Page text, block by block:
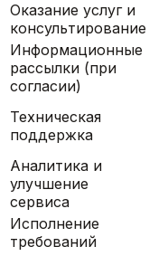
Оказание услуг и
консультирование
Информационные
рассылки (при
согласии)
Техническая
поддержка
Аналитика и
улучшение
сервиса
Исполнение
требований